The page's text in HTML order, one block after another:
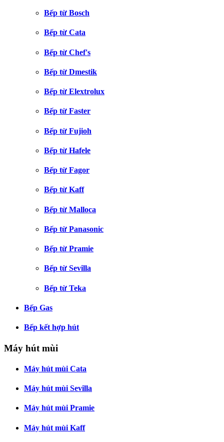
Bếp từ Bosch
Bếp từ Cata
Bếp từ Chef's
Bếp từ Dmestik
Bếp từ Elextrolux
Bếp từ Faster
Bếp từ Fujioh
Bếp từ Hafele
Bếp từ Fagor
Bếp từ Kaff
Bếp từ Malloca
Bếp từ Panasonic
Bếp từ Pramie
Bếp từ Sevilla
Bếp từ Teka
Bếp Gas
Bếp kết hợp hút
Máy hút mùi
Máy hút mùi Cata
Máy hút mùi Sevilla
Máy hút mùi Pramie
Máy hút mùi Kaff